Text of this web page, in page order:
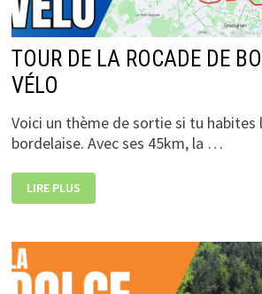
TOUR DE LA ROCADE DE
VÉLO
Voici un thème de sortie si tu
bordelaise. Avec ses 45km, la …
TOUR
DE
LA
BORDEAUX
À
VÉLO
LIRE PLUS